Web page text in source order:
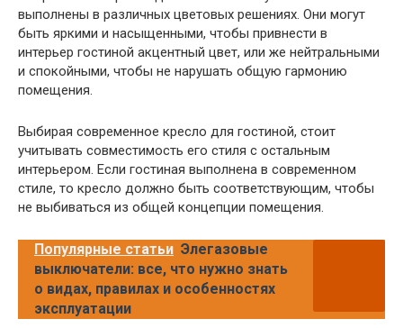
выполнены в различных цветовых решениях. Они могут
быть яркими и насыщенными, чтобы привнести в
интерьер гостиной акцентный цвет, или же нейтральными
и спокойными, чтобы не нарушать общую гармонию
помещения.
Выбирая современное кресло для гостиной, стоит
учитывать совместимость его стиля с остальным
интерьером. Если гостиная выполнена в современном
стиле, то кресло должно быть соответствующим, чтобы
не выбиваться из общей концепции помещения.
Популярные статьи Элегазовые
выключатели: все, что нужно знать
о видах, правилах и особенностях
эксплуатации